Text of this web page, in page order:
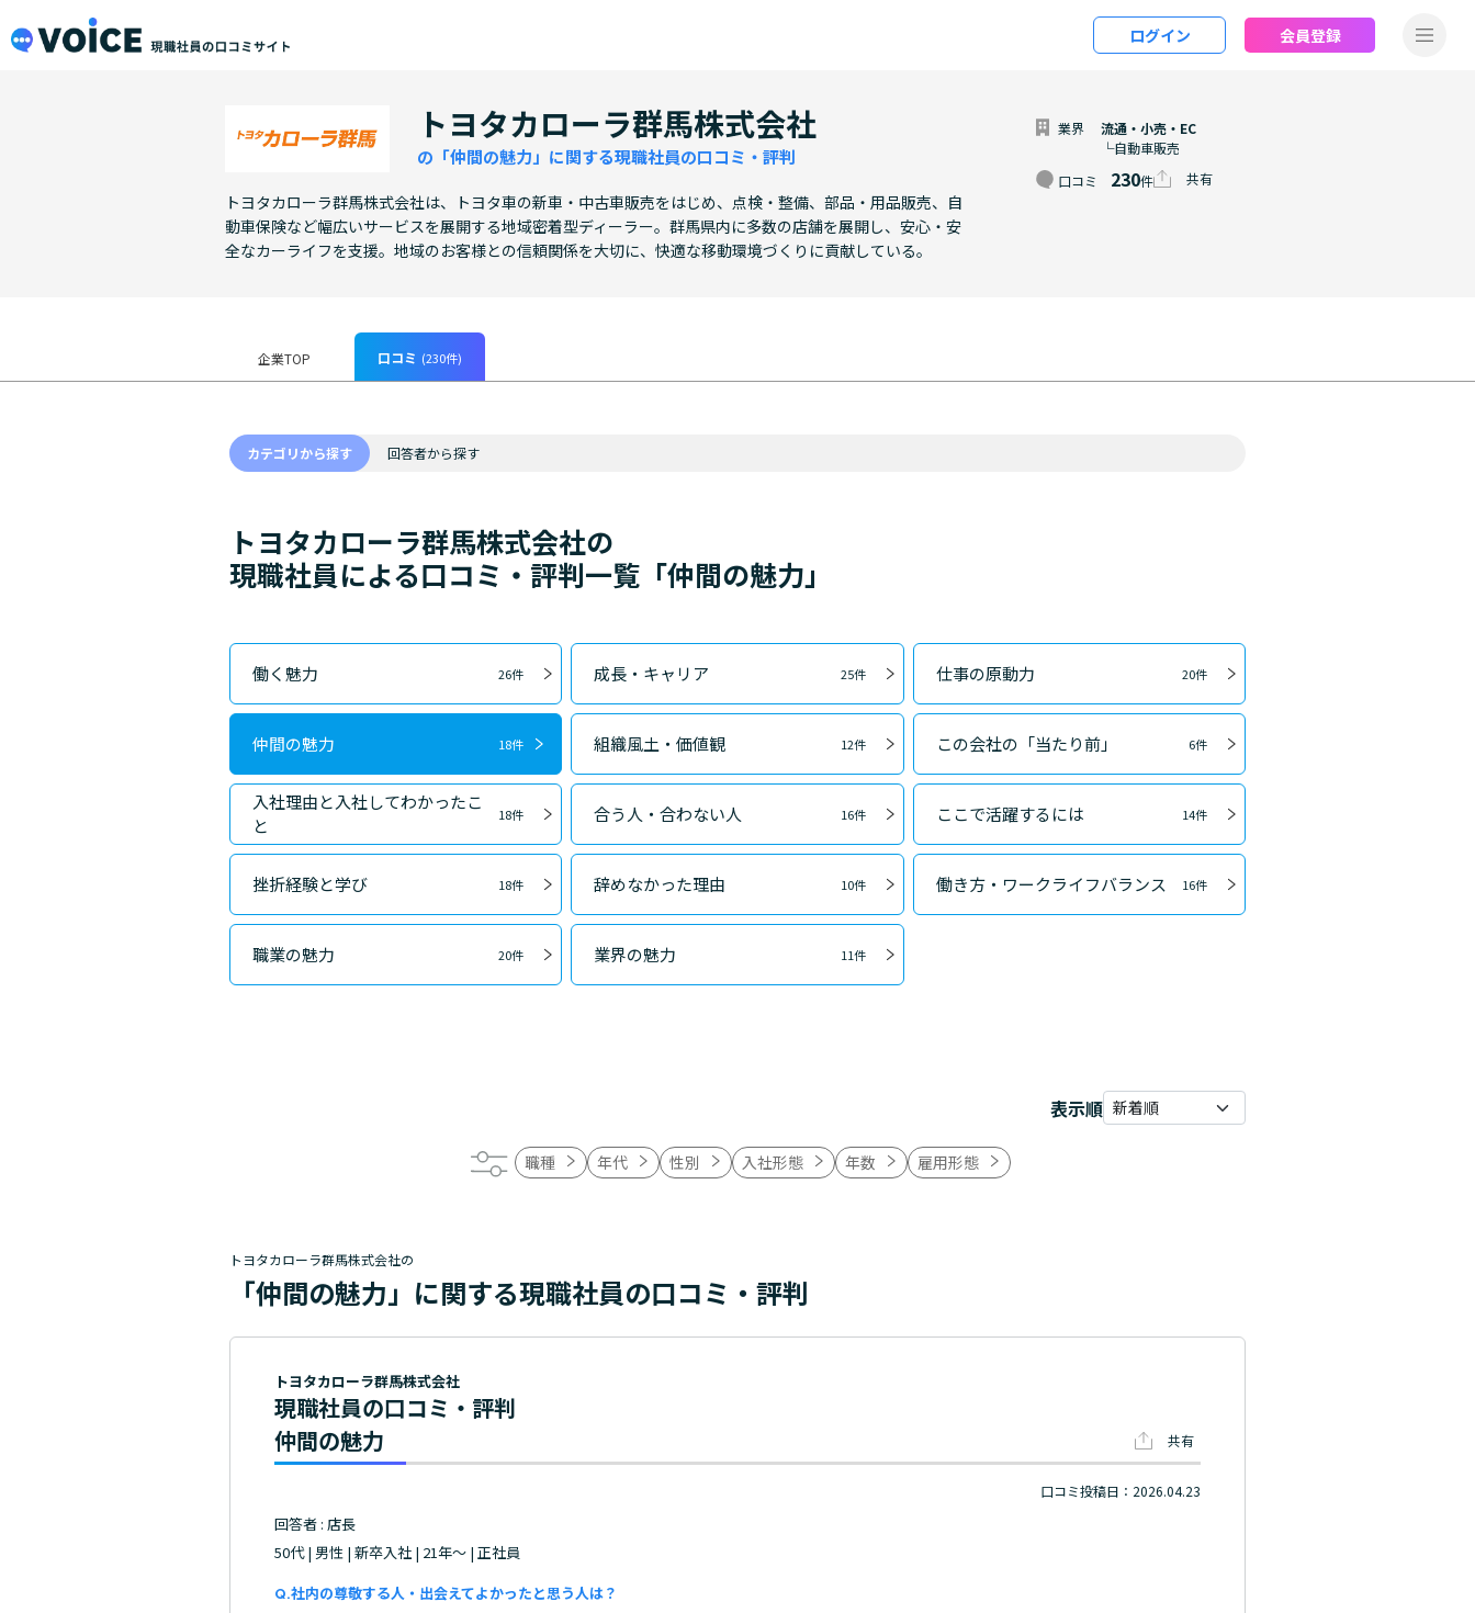
メインコンテンツにスキップ
ログイン 会員登録
トヨタカローラ群馬株式会社
の「仲間の魅力」に関する現職社員の口コミ・評判
トヨタカローラ群馬株式会社は、トヨタ車の新車・中古車販売をはじめ、点検・整備、部品・用品販売、自
動車保険など幅広いサービスを展開する地域密着型ディーラー。群馬県内に多数の店舗を展開し、安心・安
全なカーライフを支援。地域のお客様との信頼関係を大切に、快適な移動環境づくりに貢献している。
業界
流通・小売・EC
└自動車販売
口コミ 230件 共有
企業TOP 口コミ (230件)
カテゴリから探す 回答者から探す
トヨタカローラ群馬株式会社の
現職社員による口コミ・評判一覧「仲間の魅力」
働く魅力 26件 成長・キャリア 25件 仕事の原動力 20件
仲間の魅力 18件 組織風土・価値観 12件 この会社の「当たり前」 6件
入社理由と入社してわかったこ
と
18件 合う人・合わない人 16件 ここで活躍するには 14件
挫折経験と学び 18件 辞めなかった理由 10件 働き方・ワークライフバランス 16件
職業の魅力 20件 業界の魅力 11件
表示順
職種 年代 性別 入社形態 年数 雇用形態
トヨタカローラ群馬株式会社の
「仲間の魅力」に関する現職社員の口コミ・評判
トヨタカローラ群馬株式会社
現職社員の口コミ・評判
仲間の魅力
共有
口コミ投稿日：2026.04.23
回答者 : 店長
50代 | 男性 | 新卒入社 | 21年～ | 正社員
社内の尊敬する人・出会えてよかったと思う人は？